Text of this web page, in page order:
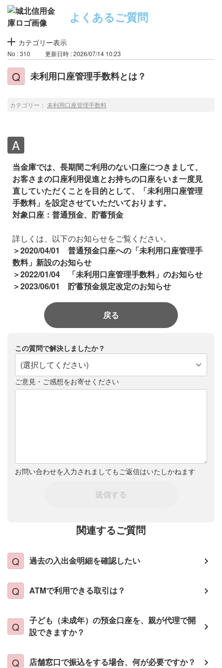
よくあるご質問
カテゴリー表示
No : 310 更新日時 : 2026/07/14 10:23
未利用口座管理手数料とは？
カテゴリー： 未利用口座管理手数料
当金庫では、長期間ご利用のない口座につきまして、
お客さまの口座利用促進とお持ちの口座をいま一度見
直していただくことを目的として、「未利用口座管理
手数料」を設定させていただいております。
対象口座：普通預金、貯蓄預金
詳しくは、以下のお知らせをご覧ください。
＞2020/04/01 普通預金口座への「未利用口座管理手
数料」新設のお知らせ
＞2022/01/04 「未利用口座管理手数料」のお知らせ
＞2023/06/01 貯蓄預金規定改定のお知らせ
戻る
この質問で解決しましたか？
(選択してください)
ご意見・ご感想をお寄せください
お問い合わせを入力されましてもご返信はいたしかねます
送信する
関連するご質問
過去の入出金明細を確認したい
ATMで利用できる取引は？
子ども（未成年）の預金口座を、親が代理で開
設できますか？
店舗窓口で振込をする場合、何が必要ですか？